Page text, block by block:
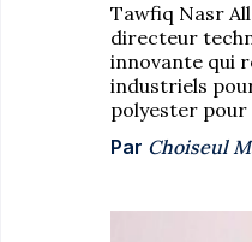
Tawfiq Nasr
directeur
innovante qui
industriels
polyester pour
Par Choiseul